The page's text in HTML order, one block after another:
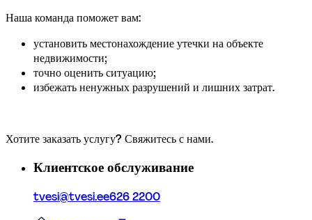
Наша команда поможет вам:
установить местонахождение утечки на объекте
недвижимости;
точно оценить ситуацию;
избежать ненужных разрушений и лишних затрат.
Хотите заказать услугу? Свяжитесь с нами.
Клиентское обслуживание
tvesi@tvesi.ee626 2200